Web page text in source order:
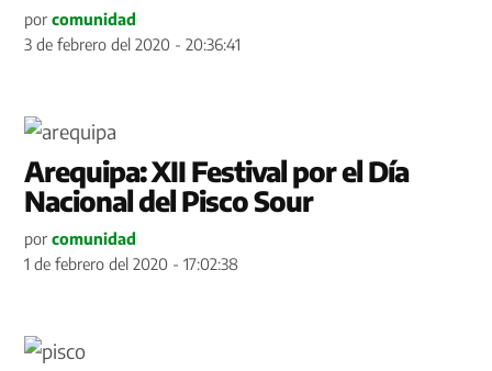
por comunidad
3 de febrero del 2020 - 20:36:41
Arequipa: XII Festival por el Día
Nacional del Pisco Sour
por comunidad
1 de febrero del 2020 - 17:02:38